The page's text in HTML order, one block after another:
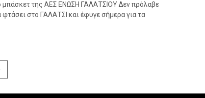
της ΑΕΣ ΕΝΩΣΗ ΓΑΛΑΤΣΙΟΥ Δεν πρόλαβε
στο ΓΑΛΑΤΣΙ και έφυγε σήμερα για τα